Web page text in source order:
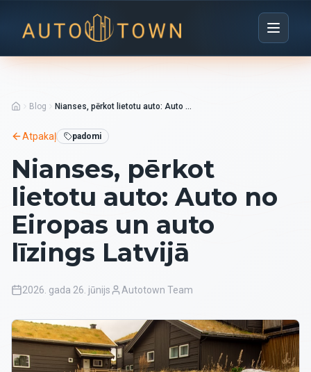
Blog Nianses, pērkot lietotu auto: Auto no Eiropas un auto līzings Latvijā
Atpakaļ padomi
Nianses, pērkot
lietotu auto: Auto no
Eiropas un auto
līzings Latvijā
2026. gada 26. jūnijs Autotown Team